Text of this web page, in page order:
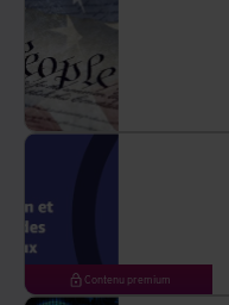
Contenu premium